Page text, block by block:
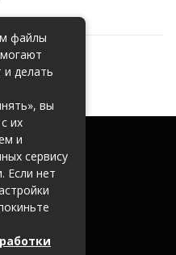
файлы
и делать
вы
их
и
сервису
Если нет